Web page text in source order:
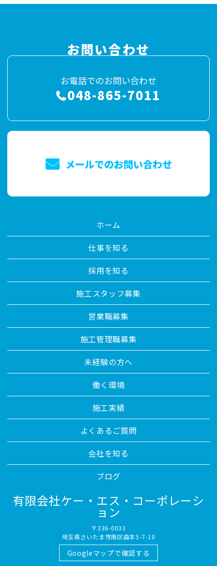
お問い合わせ
お電話でのお問い合わせ
048-865-7011
メールでのお問い合わせ
ホーム
仕事を知る
採用を知る
施工スタッフ募集
営業職募集
施工管理職募集
未経験の方へ
働く環境
施工実績
よくあるご質問
会社を知る
ブログ
有限会社ケー・エス・コーポレーシ
ョン
〒336-0033
埼玉県さいたま市南区曲本5-7-10
Googleマップで確認する